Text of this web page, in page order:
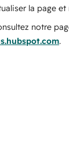
la page et
notre
.